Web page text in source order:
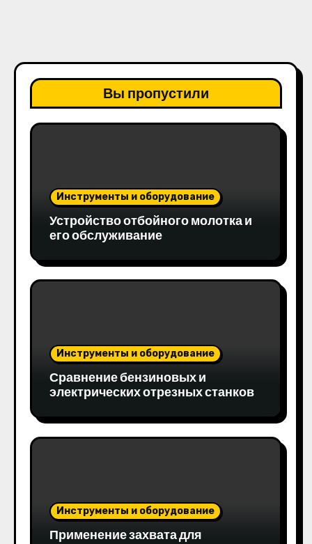
Вы пропустили
Инструменты и оборудование
Устройство отбойного молотка и
его обслуживание
Инструменты и оборудование
Сравнение бензиновых и
электрических отрезных станков
Инструменты и оборудование
Применение захвата для